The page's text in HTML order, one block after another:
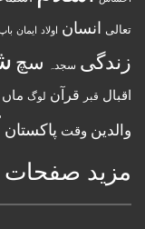
تعالی انسان اولاد ایمان
زندگی سجدہ سچ
اقبال قبر قرآن لوگ ماں
والدین وقت پاکستان
مزید صفحات